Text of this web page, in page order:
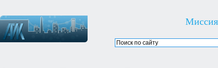
Миссия